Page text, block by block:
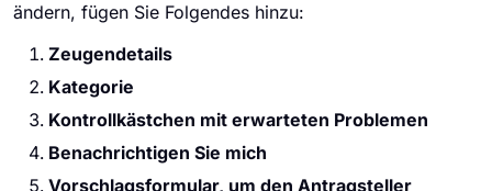
ändern, fügen Sie Folgendes hinzu:
Zeugendetails
Kategorie
Kontrollkästchen mit erwarteten Problemen
Benachrichtigen Sie mich
Vorschlagsformular, um den Antragsteller